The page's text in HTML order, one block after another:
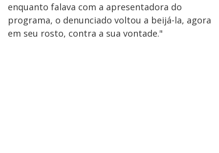
enquanto falava com a apresentadora do
programa, o denunciado voltou a beijá-la, agora
em seu rosto, contra a sua vontade."